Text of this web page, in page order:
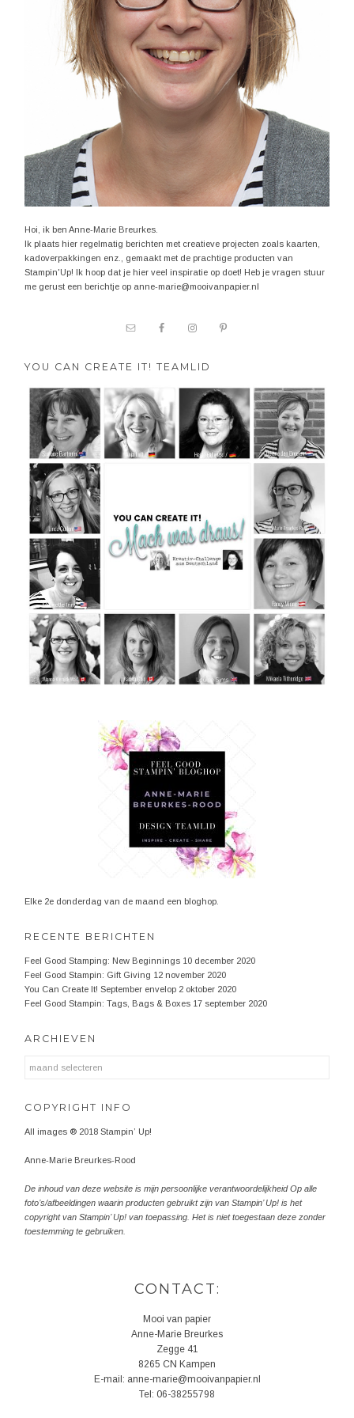
Hoi, ik ben Anne-Marie Breurkes.
Ik plaats hier regelmatig berichten met creatieve projecten zoals kaarten,
kadoverpakkingen enz., gemaakt met de prachtige producten van
Stampin'Up! Ik hoop dat je hier veel inspiratie op doet! Heb je vragen stuur
me gerust een berichtje op anne-marie@mooivanpapier.nl
YOU CAN CREATE IT! TEAMLID
Elke 2e donderdag van de maand een bloghop.
RECENTE BERICHTEN
Feel Good Stamping: New Beginnings 10 december 2020
Feel Good Stampin: Gift Giving 12 november 2020
You Can Create It! September envelop 2 oktober 2020
Feel Good Stampin: Tags, Bags & Boxes 17 september 2020
ARCHIEVEN
COPYRIGHT INFO
All images ® 2018 Stampin’ Up!
Anne-Marie Breurkes-Rood
De inhoud van deze website is mijn persoonlijke verantwoordelijkheid Op alle
foto’s/afbeeldingen waarin producten gebruikt zijn van Stampin’ Up! is het
copyright van Stampin’ Up! van toepassing. Het is niet toegestaan deze zonder
toestemming te gebruiken.
CONTACT:
Mooi van papier
Anne-Marie Breurkes
Zegge 41
8265 CN Kampen
E-mail: anne-marie@mooivanpapier.nl
Tel: 06-38255798